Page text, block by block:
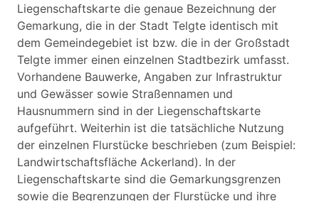
Liegenschaftskarte die genaue Bezeichnung der
Gemarkung, die in der Stadt Telgte identisch mit
dem Gemeindegebiet ist bzw. die in der Großstadt
Telgte immer einen einzelnen Stadtbezirk umfasst.
Vorhandene Bauwerke, Angaben zur Infrastruktur
und Gewässer sowie Straßennamen und
Hausnummern sind in der Liegenschaftskarte
aufgeführt. Weiterhin ist die tatsächliche Nutzung
der einzelnen Flurstücke beschrieben (zum Beispiel:
Landwirtschaftsfläche Ackerland). In der
Liegenschaftskarte sind die Gemarkungsgrenzen
sowie die Begrenzungen der Flurstücke und ihre